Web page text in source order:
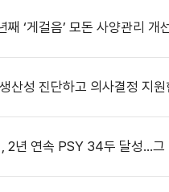
‘게걸음’ 모돈 사양관리 개
산성 진단하고 의사결정 지원
2년 연속 PSY 34두 달성...그